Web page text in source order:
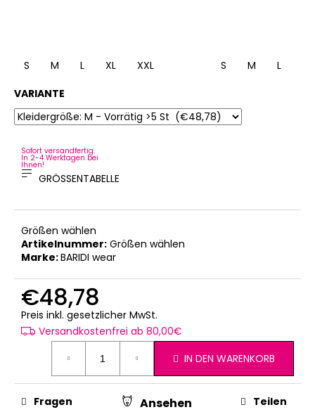
S M L XL XXL S M L
VARIANTE
Sofort versandfertig.
In 2-4 Werktagen bei
Ihnen!
GRÖSSENTABELLE
Größen wählen
Artikelnummer: Größen wählen
Marke:BARIDI wear
€48,78
Preis inkl. gesetzlicher MwSt.
Versandkostenfrei ab 80,00€
IN DEN WARENKORB
Fragen Ansehen Teilen